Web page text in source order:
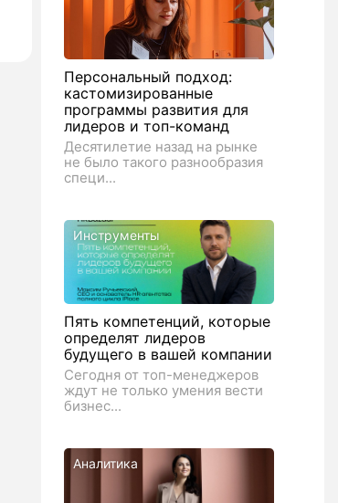
Персональный подход:
кастомизированные
программы развития для
лидеров и топ-команд
Десятилетие назад на рынке
не было такого разнообразия
специ...
Инструменты
Пять компетенций, которые
определят лидеров
будущего в вашей компании
Сегодня от топ-менеджеров
ждут не только умения вести
бизнес...
Аналитика